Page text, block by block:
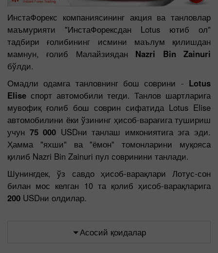
ИнстаФорекс компаниясининг акция ва танловлар
маъмурияти "ИнстаФорексдан Lotus ютиб ол"
тадбири ғолибининг исмини маълум қилишдан
мамнун, ғолиб Малайзиядан Nazri Bin Zainuri
бўлди.
Омадли одамга танловнинг бош соврини - Lotus
Elise спорт автомобили тегди. Танлов шартларига
мувофиқ ғолиб бош соврин сифатида Lotus Elise
автомобилини ёки ўзининг ҳисоб-варағига тушириш
учун 75 000 USDни танлаш имкониятига эга эди.
Ҳамма "яхши" ва "ёмон" томонларини муқояса
қилиб Nazri Bin Zainuri пул совринини танлади.
Шунингдек, ўз савдо ҳисоб-варақлари Лотус-сон
билан мос келган 10 та қолиб ҳисоб-варақларига
200 USDни олдилар.
Асосий қоидалар